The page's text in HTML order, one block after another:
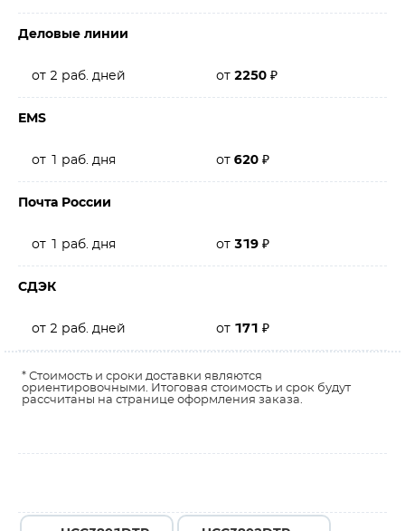
Деловые линии
от 2 раб. дней от 2250 ₽
EMS
от 1 раб. дня от 620 ₽
Почта России
от 1 раб. дня от 319 ₽
СДЭК
от 2 раб. дней от 171 ₽
* Стоимость и сроки доставки являются
ориентировочными. Итоговая стоимость и срок будут
рассчитаны на странице оформления заказа.